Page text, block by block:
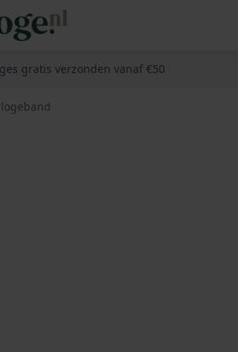
gratis verzonden vanaf €50